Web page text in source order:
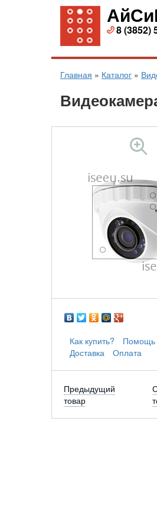
8 (3852)
Главная » Каталог »
Как купить?
Помощь
Доставка
Оплата
Предыдущий
товар